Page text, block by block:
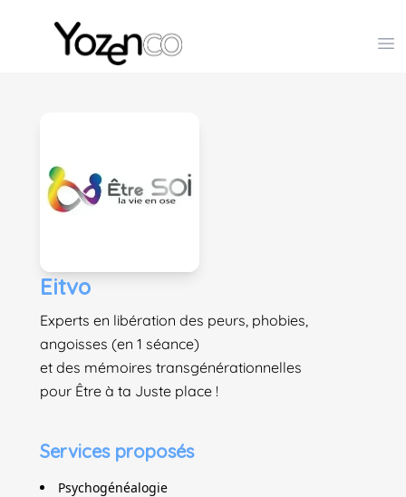
Yozenco - Organisateur de Salons, Evénements et
Eitvo
Experts en libération des peurs, phobies,
angoisses (en 1 séance)
et des mémoires transgénérationnelles
pour Être à ta Juste place !
Services proposés
Psychogénéalogie